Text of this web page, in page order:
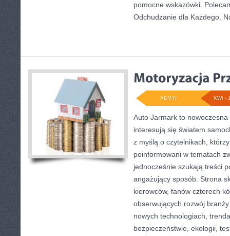
pomocne wskazówki.
Odchudzanie dla Każdego.
KWI -
ADMIN
Auto Jarmark to
interesują się światem
z myślą o czytelnikach,
poinformowani w tematach
jednocześnie szukają treści
angażujący sposób. Strona
kierowców, fanów czterech
obserwujących rozwój
nowych technologiach,
bezpieczeństwie, ekologii,